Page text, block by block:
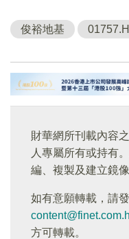
俊裕地基
財華網所刊載內容
人專屬所有或持有
編、複製及建立鏡
如有意願轉載，請
方可轉載。